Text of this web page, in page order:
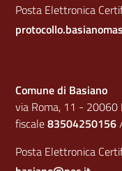
Posta Elettronica
Comune di Basiano
via Roma, 11 - 20060
fiscale83504250156
Posta Elettronica